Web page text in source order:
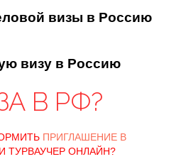
визы в Россию
визу в Россию
В РФ?
ПРИГЛАШЕНИЕ В
ТУРВАУЧЕР ОНЛАЙН?